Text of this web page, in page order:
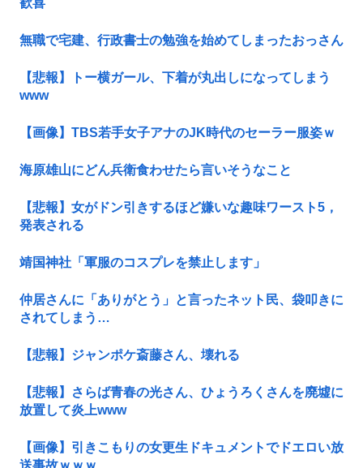
歓喜
無職で宅建、行政書士の勉強を始めてしまったおっさん
【悲報】トー横ガール、下着が丸出しになってしまう
www
【画像】TBS若手女子アナのJK時代のセーラー服姿ｗ
海原雄山にどん兵衛食わせたら言いそうなこと
【悲報】女がドン引きするほど嫌いな趣味ワースト5，
発表される
靖国神社「軍服のコスプレを禁止します」
仲居さんに「ありがとう」と言ったネット民、袋叩きに
されてしまう…
【悲報】ジャンポケ斎藤さん、壊れる
【悲報】さらば青春の光さん、ひょうろくさんを廃墟に
放置して炎上www
【画像】引きこもりの女更生ドキュメントでドエロい放